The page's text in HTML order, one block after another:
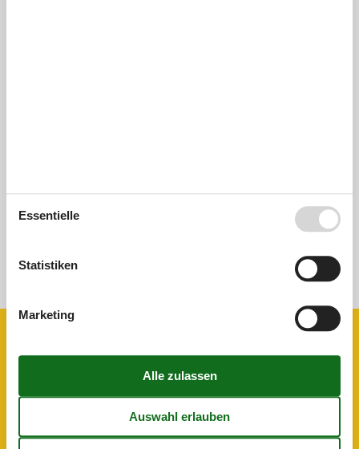
Flughafen CHQ
48,7 km
Essentielle
Statistiken
Marketing